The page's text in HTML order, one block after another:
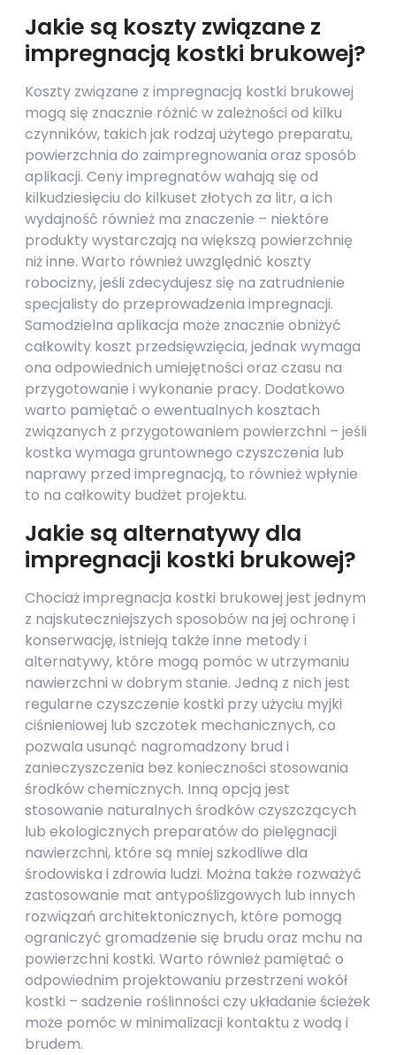
Jakie są koszty związane z
impregnacją kostki brukowej?
Koszty związane z impregnacją kostki brukowej
mogą się znacznie różnić w zależności od kilku
czynników, takich jak rodzaj użytego preparatu,
powierzchnia do zaimpregnowania oraz sposób
aplikacji. Ceny impregnatów wahają się od
kilkudziesięciu do kilkuset złotych za litr, a ich
wydajność również ma znaczenie – niektóre
produkty wystarczają na większą powierzchnię
niż inne. Warto również uwzględnić koszty
robocizny, jeśli zdecydujesz się na zatrudnienie
specjalisty do przeprowadzenia impregnacji.
Samodzielna aplikacja może znacznie obniżyć
całkowity koszt przedsięwzięcia, jednak wymaga
ona odpowiednich umiejętności oraz czasu na
przygotowanie i wykonanie pracy. Dodatkowo
warto pamiętać o ewentualnych kosztach
związanych z przygotowaniem powierzchni – jeśli
kostka wymaga gruntownego czyszczenia lub
naprawy przed impregnacją, to również wpłynie
to na całkowity budżet projektu.
Jakie są alternatywy dla
impregnacji kostki brukowej?
Chociaż impregnacja kostki brukowej jest jednym
z najskuteczniejszych sposobów na jej ochronę i
konserwację, istnieją także inne metody i
alternatywy, które mogą pomóc w utrzymaniu
nawierzchni w dobrym stanie. Jedną z nich jest
regularne czyszczenie kostki przy użyciu myjki
ciśnieniowej lub szczotek mechanicznych, co
pozwala usunąć nagromadzony brud i
zanieczyszczenia bez konieczności stosowania
środków chemicznych. Inną opcją jest
stosowanie naturalnych środków czyszczących
lub ekologicznych preparatów do pielęgnacji
nawierzchni, które są mniej szkodliwe dla
środowiska i zdrowia ludzi. Można także rozważyć
zastosowanie mat antypoślizgowych lub innych
rozwiązań architektonicznych, które pomogą
ograniczyć gromadzenie się brudu oraz mchu na
powierzchni kostki. Warto również pamiętać o
odpowiednim projektowaniu przestrzeni wokół
kostki – sadzenie roślinności czy układanie ścieżek
może pomóc w minimalizacji kontaktu z wodą i
brudem.